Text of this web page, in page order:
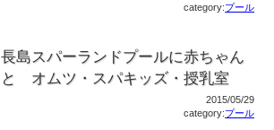
category:プール
長島スパーランドプールに赤ちゃん
と オムツ・スパキッズ・授乳室
2015/05/29
category:プール